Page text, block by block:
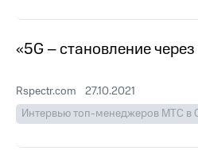
Корпоративный
Раскрытие
акционерам
Документы
ПАО
«5G – становление
Rspectr.com
27.10.2021
Интервью топ-менеджеров МТС в